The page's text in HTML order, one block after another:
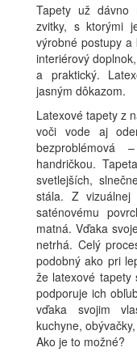
Tapety už dávno
zvitky, s ktorými
výrobné postupy a
interiérový
a praktický.
jasným dôkazom.
Latexové tapety z
voči vode aj
handričkou.
svetlejších,
stála. Z
saténovému
matná. Vďaka
netrhá. Celý
podobný ako pri
že latexové tapety
podporuje ich
vďaka svojim
kuchyne,
Ako je to možné?